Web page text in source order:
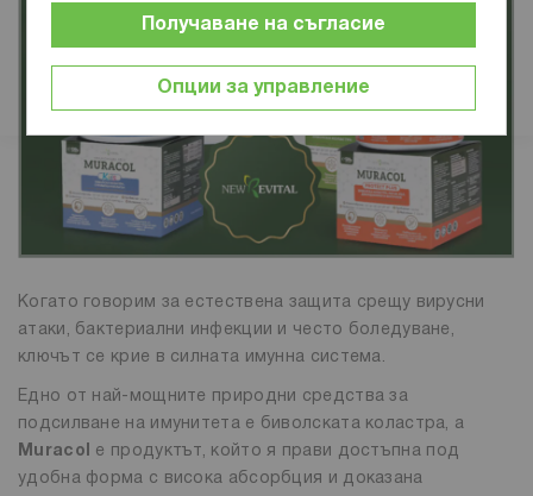
Когато говорим за естествена защита срещу вирусни
атаки, бактериални инфекции и често боледуване,
ключът се крие в силната имунна система.
Едно от най-мощните природни средства за
подсилване на имунитета е биволската коластра, а
Muracol
е продуктът, който я прави достъпна под
удобна форма с висока абсорбция и доказана
Опции за управление
Получаване на съгласие